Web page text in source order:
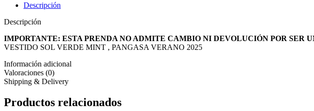
Descripción
Descripción
IMPORTANTE: ESTA PRENDA NO ADMITE CAMBIO NI DEVOLUCIÓN POR SER
VESTIDO SOL VERDE MINT , PANGASA VERANO 2025
Información adicional
Valoraciones (0)
Shipping & Delivery
Productos relacionados